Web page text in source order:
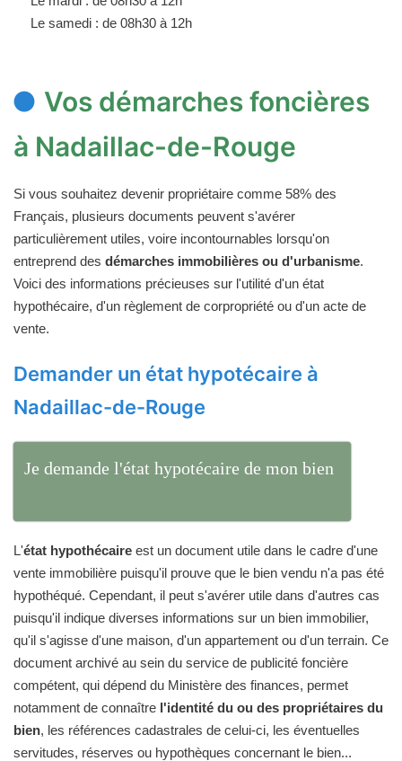
Le samedi : de 08h30 à 12h
Vos démarches foncières
à Nadaillac-de-Rouge
Si vous souhaitez devenir propriétaire comme 58% des
Français, plusieurs documents peuvent s'avérer
particulièrement utiles, voire incontournables lorsqu'on
entreprend des démarches immobilières ou d'urbanisme.
Voici des informations précieuses sur l'utilité d'un état
hypothécaire, d'un règlement de corpropriété ou d'un acte de
vente.
Demander un état hypotécaire à
Nadaillac-de-Rouge
Je demande l'état hypotécaire de mon bien
L'état hypothécaire est un document utile dans le cadre d'une
vente immobilière puisqu'il prouve que le bien vendu n'a pas été
hypothéqué. Cependant, il peut s'avérer utile dans d'autres cas
puisqu'il indique diverses informations sur un bien immobilier,
qu'il s'agisse d'une maison, d'un appartement ou d'un terrain. Ce
document archivé au sein du service de publicité foncière
compétent, qui dépend du Ministère des finances, permet
notamment de connaître l'identité du ou des propriétaires du
bien, les références cadastrales de celui-ci, les éventuelles
servitudes, réserves ou hypothèques concernant le bien...